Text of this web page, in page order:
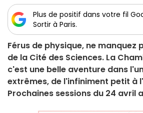
Plus de positif dans votre fil
Sortir à Paris.
Férus de physique, ne manquez
de la Cité des Sciences. La
c'est une belle aventure dans
extrêmes, de l'infiniment petit à
Prochaines sessions du 24 avril